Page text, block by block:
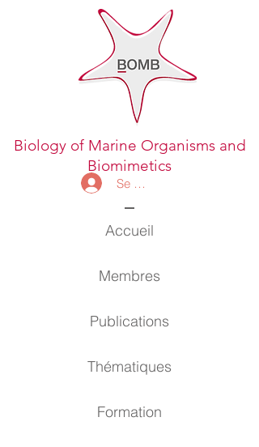
Biology of Marine Organisms and
Biomimetics
Se connecter
Accueil
Membres
Publications
Thématiques
Formation